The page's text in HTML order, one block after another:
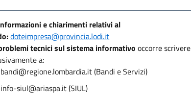
e chiarimenti relativi al
doteimpresa@provincia.lodi.it
tecnici sul sistema informativooccorre scrivere
a:
bandi@regione.lombardia.it (Bandi e Servizi)
info-siul@ariaspa.it (SIUL)